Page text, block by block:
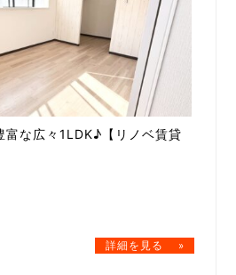
富な広々1LDK♪【リノベ賃貸